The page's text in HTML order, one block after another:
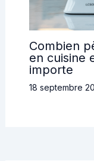
Combien
en cuisine
importe
18 septembre